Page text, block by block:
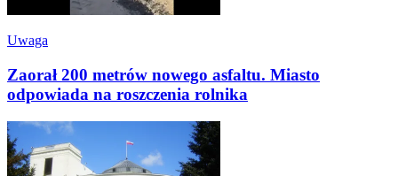
Uwaga
Zaorał 200 metrów nowego asfaltu. Miasto
odpowiada na roszczenia rolnika